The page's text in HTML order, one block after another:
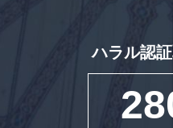
ハラル認